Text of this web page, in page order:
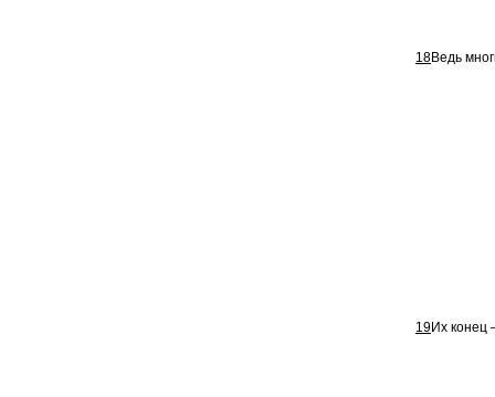
18Ведь
19Их конец